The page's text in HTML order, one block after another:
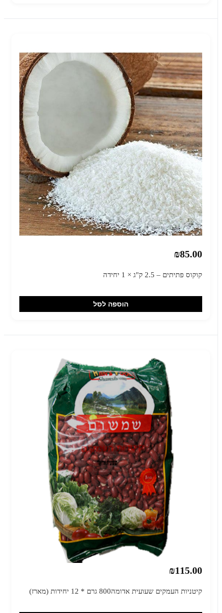
₪85.00
קוקוס פתיתים – 2.5 ק"ג × 1 יחידה
הוספה לסל
₪115.00
קיטניות העמקים שעועית אדומה800 גרם * 12 יחידות (מארז)